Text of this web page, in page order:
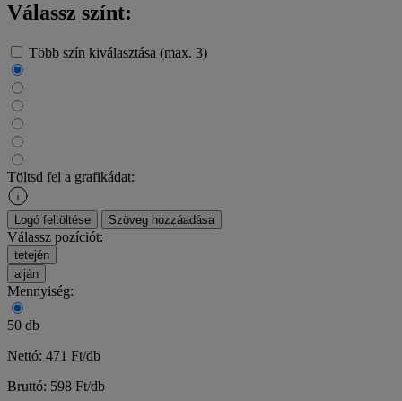
Válassz színt:
Több szín kiválasztása (max. 3)
Töltsd fel a grafikádat:
Logó feltöltése Szöveg hozzáadása
Válassz pozíciót:
tetején
alján
Mennyiség:
50 db
Nettó: 471 Ft/db
Bruttó: 598 Ft/db